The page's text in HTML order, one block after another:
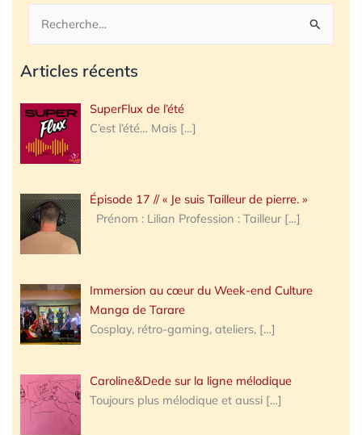
Rechercher :
Articles récents
SuperFlux de l’été
C’est l’été… Mais […]
Épisode 17 // « Je suis Tailleur de pierre. »
Prénom : Lilian Profession : Tailleur […]
Immersion au cœur du Week-end Culture
Manga de Tarare
Cosplay, rétro-gaming, ateliers, […]
Caroline&Dede sur la ligne mélodique
Toujours plus mélodique et aussi […]